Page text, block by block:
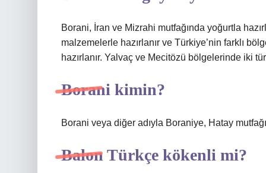
Borani, İran ve Mizrahi mutfağında yoğurtla
malzemelerle hazırlanır ve Türkiye’nin farklı
hazırlanır. Yalvaç ve Mecitözü bölgelerinde iki
Borani kimin?
Borani veya diğer adıyla Boraniye, Hatay
Balon Türkçe kökenli mi?